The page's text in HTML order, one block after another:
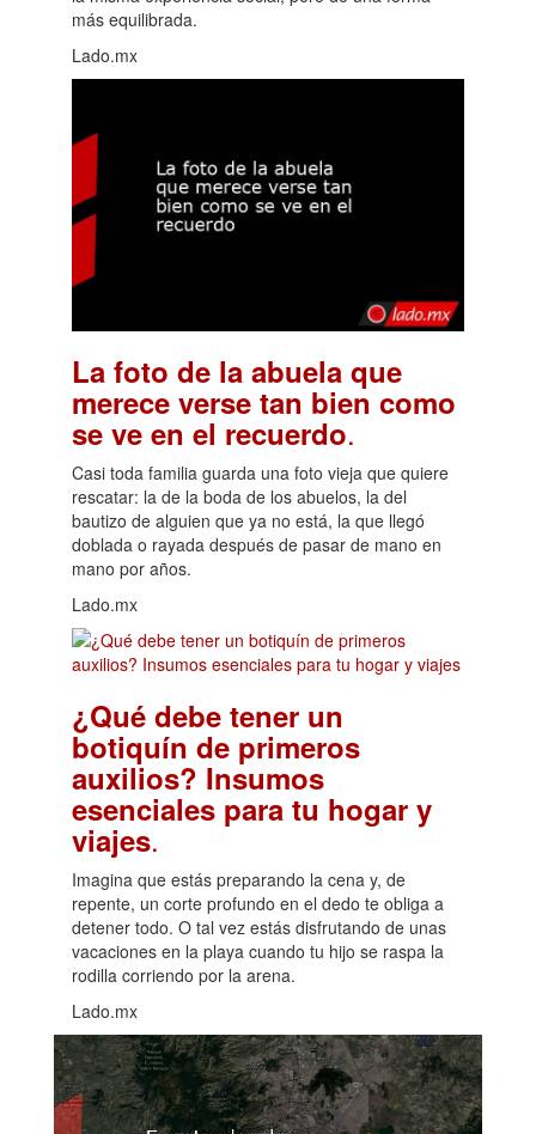
más equilibrada.
Lado.mx
La foto de la abuela que
merece verse tan bien como
se ve en el recuerdo.
Casi toda familia guarda una foto vieja que quiere
rescatar: la de la boda de los abuelos, la del
bautizo de alguien que ya no está, la que llegó
doblada o rayada después de pasar de mano en
mano por años.
Lado.mx
¿Qué debe tener un
botiquín de primeros
auxilios? Insumos
esenciales para tu hogar y
viajes.
Imagina que estás preparando la cena y, de
repente, un corte profundo en el dedo te obliga a
detener todo. O tal vez estás disfrutando de unas
vacaciones en la playa cuando tu hijo se raspa la
rodilla corriendo por la arena.
Lado.mx